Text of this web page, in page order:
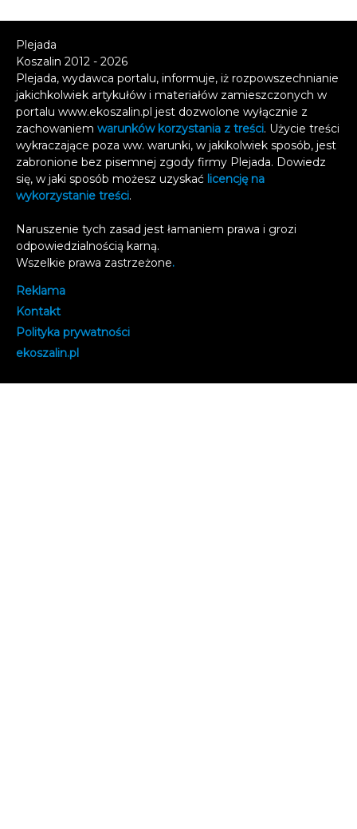
Plejada
Koszalin 2012 - 2026
Plejada, wydawca portalu, informuje, iż rozpowszechnianie
jakichkolwiek artykułów i materiałów zamieszczonych w
portalu www.ekoszalin.pl jest dozwolone wyłącznie z
zachowaniem warunków korzystania z treści. Użycie treści
wykraczające poza ww. warunki, w jakikolwiek sposób, jest
zabronione bez pisemnej zgody firmy Plejada. Dowiedz
się, w jaki sposób możesz uzyskać licencję na
wykorzystanie treści.
Naruszenie tych zasad jest łamaniem prawa i grozi
odpowiedzialnością karną.
Wszelkie prawa zastrzeżone.
Reklama
Kontakt
Polityka prywatności
ekoszalin.pl